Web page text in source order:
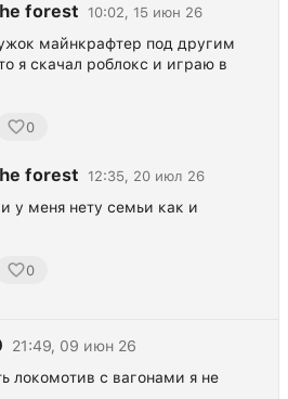
forest 10:02, 15 июн 26
майнкрафтер под другим
я скачал роблокс и играю в
0
forest 12:35, 20 июл 26
у меня нету семьи как и
0
21:49, 09 июн 26
локомотив с вагонами я не